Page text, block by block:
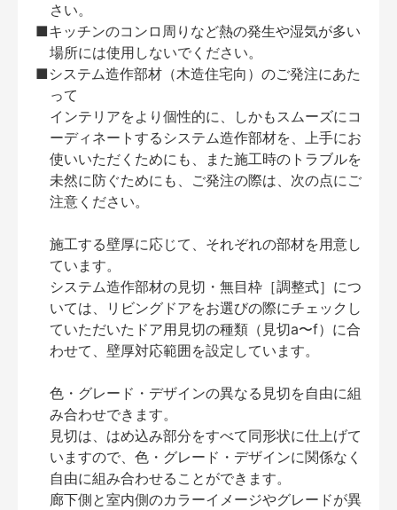
さい。
■キッチンのコンロ周りなど熱の発生や湿気が多い
場所には使用しないでください。
■システム造作部材（木造住宅向）のご発注にあた
って
インテリアをより個性的に、しかもスムーズにコ
ーディネートするシステム造作部材を、上手にお
使いいただくためにも、また施工時のトラブルを
未然に防ぐためにも、ご発注の際は、次の点にご
注意ください。
施工する壁厚に応じて、それぞれの部材を用意し
ています。
システム造作部材の見切・無目枠［調整式］につ
いては、リビングドアをお選びの際にチェックし
ていただいたドア用見切の種類（見切a〜f）に合
わせて、壁厚対応範囲を設定しています。
色・グレード・デザインの異なる見切を自由に組
み合わせできます。
見切は、はめ込み部分をすべて同形状に仕上げて
いますので、色・グレード・デザインに関係なく
自由に組み合わせることができます。
廊下側と室内側のカラーイメージやグレードが異